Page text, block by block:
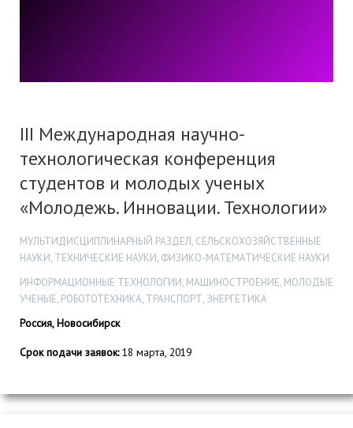
III Международная научно-
технологическая конференция
студентов и молодых ученых
«Молодежь. Инновации. Технологии»
МУЛЬТИДИСЦИПЛИНАРНЫЙ РАЗДЕЛ, СЕЛЬСКОХОЗЯЙСТВЕННЫЕ
НАУКИ, ТЕХНИЧЕСКИЕ НАУКИ, ФИЗИКО-МАТЕМАТИЧЕСКИЕ НАУКИ
ИНФОРМАЦИОННЫЕ ТЕХНОЛОГИИ, МАШИНОСТРОЕНИЕ, МОЛОДЫЕ
УЧЕНЫЕ, РОБОТОТЕХНИКА, ТРАНСПОРТ, ЭНЕРГЕТИКА
Россия, Новосибирск
Срок подачи заявок:18 марта, 2019